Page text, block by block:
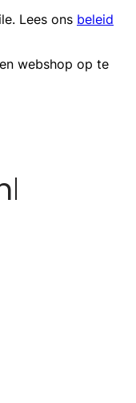
. Lees ons beleid
webshop op te